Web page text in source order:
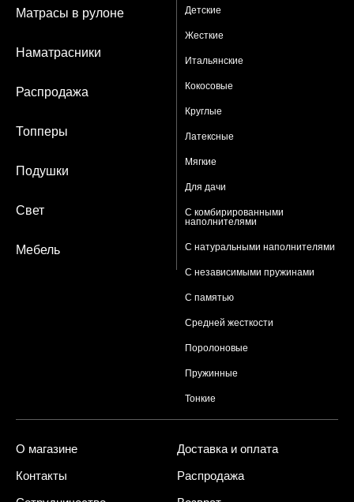
Детские
Жесткие
Итальянские
Кокосовые
Круглые
Латексные
Мягкие
Для дачи
С комбирированными
наполнителями
С натуральными наполнителями
С независимыми пружинами
С памятью
Средней жесткости
Поролоновые
Пружинные
Тонкие
Матрасы в рулоне
Наматрасники
Распродажа
Топперы
Подушки
Свет
Мебель
О магазине
Доставка и оплата
Контакты
Распродажа